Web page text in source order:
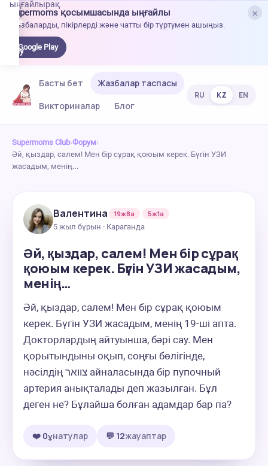
×
Supermoms қосымшасында ыңғайлы
Жазбаларды, пікірлерді және чатты бір түртумен ашыңыз.
Google Play
ыңғайлырақ.
Басты бет
Жазбалар таспасы
Викториналар
Блог
RU KZ EN
Supermoms Club›Форум›
Әй, қыздар, салем! Мен бір сұрақ қоюым керек. Бүгін УЗИ
жасадым, менің…
Валентина 19ж8а
5ж1а
5 жыл бұрын · Караганда
Әй, қыздар, салем! Мен бір сұрақ
қоюым керек. Бүгін УЗИ жасадым,
менің…
Әй, қыздар, салем! Мен бір сұрақ қоюым
керек. Бүгін УЗИ жасадым, менің 19-ші апта.
Докторлардың айтуынша, бәрі сау. Мен
қорытындыны оқып, соңғы бөлігінде,
нәсілдің צוואר айналасында бір пупочный
артерия анықталады деп жазылған. Бұл
деген не? Бұлайша болған адамдар бар па?
❤️ 0ұнатулар 💬 12жауаптар